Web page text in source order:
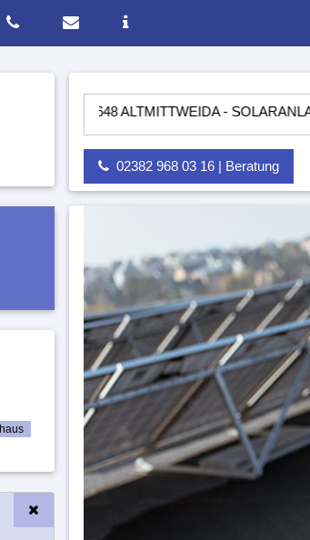
IN 09648 ALTMITTWEIDA - SOLARANLAGE -
02382 968 03 16 | Beratung